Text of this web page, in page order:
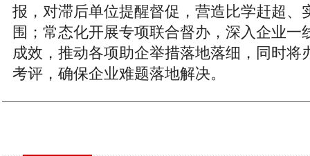
报，对滞后单位提醒督促，营造比学赶超、
围；常态化开展专项联合督办，深入企业一
成效，推动各项助企举措落地落细，同时将
考评，确保企业难题落地解决。